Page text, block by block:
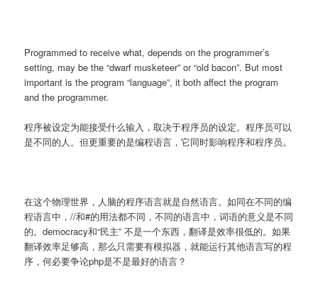
Programmed to receive what, depends on the programmer’s
setting, may be the “dwarf musketeer” or “old bacon”. But most
important is the program “language”, it both affect the program
and the programmer.
程序被设定为能接受什么输入，取决于程序员的设定。程序员可以
是不同的人。但更重要的是编程语言，它同时影响程序和程序员。
在这个物理世界，人脑的程序语言就是自然语言。如同在不同的编
程语言中，//和#的用法都不同，不同的语言中，词语的意义是不同
的。democracy和“民主” 不是一个东西，翻译是效率很低的。如果
翻译效率足够高，那么只需要有模拟器，就能运行其他语言写的程
序，何必要争论php是不是最好的语言？